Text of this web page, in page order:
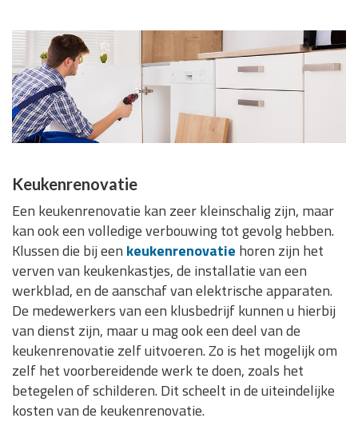
Keukenrenovatie
Een keukenrenovatie kan zeer kleinschalig zijn, maar
kan ook een volledige verbouwing tot gevolg hebben.
Klussen die bij een keukenrenovatie horen zijn het
verven van keukenkastjes, de installatie van een
werkblad, en de aanschaf van elektrische apparaten.
De medewerkers van een klusbedrijf kunnen u hierbij
van dienst zijn, maar u mag ook een deel van de
keukenrenovatie zelf uitvoeren. Zo is het mogelijk om
zelf het voorbereidende werk te doen, zoals het
betegelen of schilderen. Dit scheelt in de uiteindelijke
kosten van de keukenrenovatie.